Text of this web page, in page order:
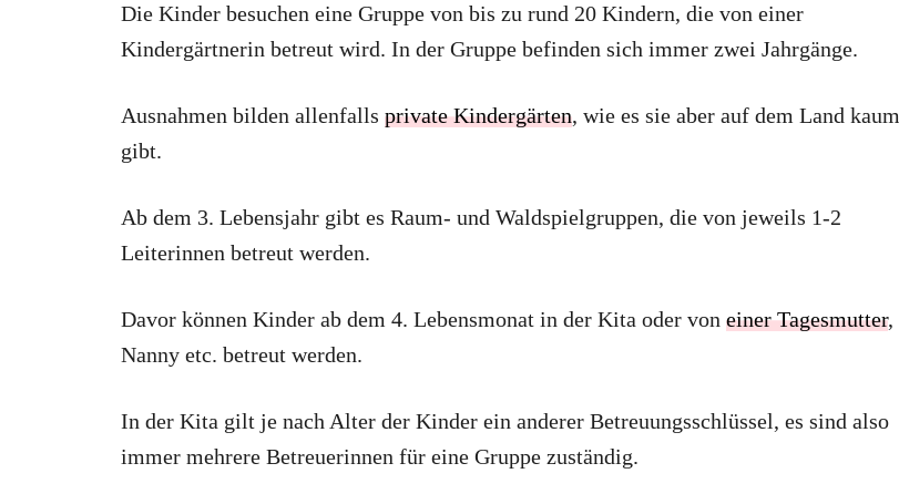
Die Kinder besuchen eine Gruppe von bis zu rund 20 Kindern, die von einer
Kindergärtnerin betreut wird. In der Gruppe befinden sich immer zwei Jahrgänge.
Ausnahmen bilden allenfalls private Kindergärten, wie es sie aber auf dem Land kaum
gibt.
Ab dem 3. Lebensjahr gibt es Raum- und Waldspielgruppen, die von jeweils 1-2
Leiterinnen betreut werden.
Davor können Kinder ab dem 4. Lebensmonat in der Kita oder von einer Tagesmutter,
Nanny etc. betreut werden.
In der Kita gilt je nach Alter der Kinder ein anderer Betreuungsschlüssel, es sind also
immer mehrere Betreuerinnen für eine Gruppe zuständig.